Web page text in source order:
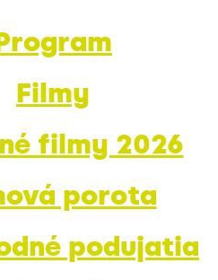
Filmy
filmy 2026
porota
podujatia